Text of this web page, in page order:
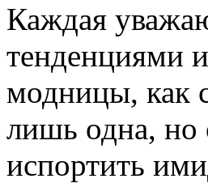
Каждая
тенденциями
модницы, как
лишь одна, но
испортить